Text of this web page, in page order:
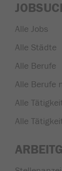
Alle Jobs
Alle Städte
Alle Berufe
Alle Berufe
Alle
Alle